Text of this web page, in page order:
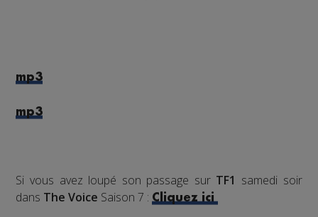
mp3
mp3
Si vous avez loupé son passage sur TF1 samedi soir
dans The Voice Saison 7 :Cliquez ici